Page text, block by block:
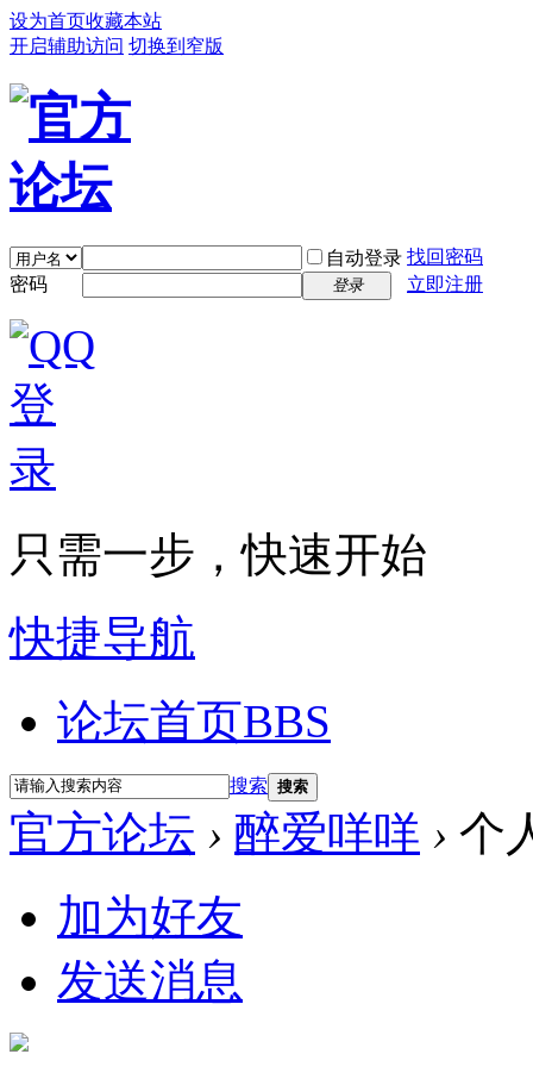
设为首页收藏本站
开启辅助访问 切换到窄版
自动登录 找回密码
密码
登录 立即注册
只需一步，快速开始
快捷导航
论坛首页BBS
搜索 搜索
官方论坛 › 醉爱咩咩 › 个
加为好友
发送消息